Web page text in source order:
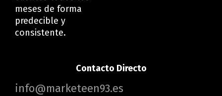
meses de forma
predecible y
consistente.
Contacto Directo
info@marketeen93.es